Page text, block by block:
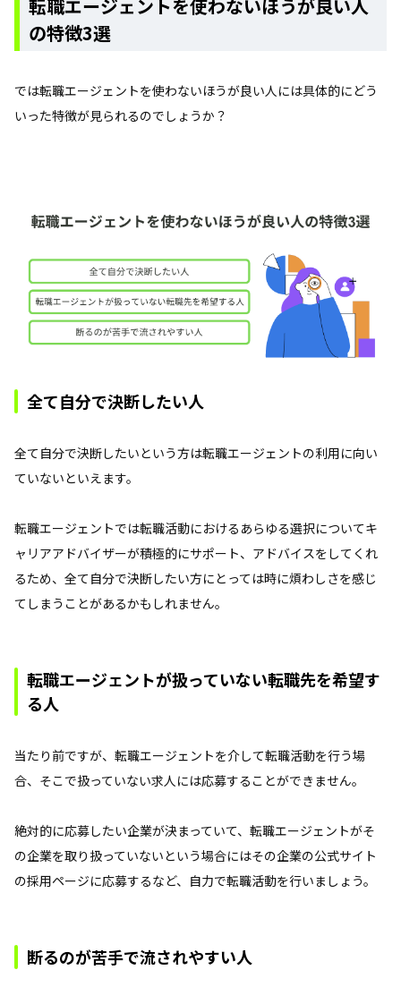
転職エージェントを使わないほうが良い人
の特徴3選
では転職エージェントを使わないほうが良い人には具体的にどう
いった特徴が見られるのでしょうか？
全て自分で決断したい人
全て自分で決断したいという方は転職エージェントの利用に向い
ていないといえます。
転職エージェントでは転職活動におけるあらゆる選択についてキ
ャリアアドバイザーが積極的にサポート、アドバイスをしてくれ
るため、全て自分で決断したい方にとっては時に煩わしさを感じ
てしまうことがあるかもしれません。
転職エージェントが扱っていない転職先を希望す
る人
当たり前ですが、転職エージェントを介して転職活動を行う場
合、そこで扱っていない求人には応募することができません。
絶対的に応募したい企業が決まっていて、転職エージェントがそ
の企業を取り扱っていないという場合にはその企業の公式サイト
の採用ページに応募するなど、自力で転職活動を行いましょう。
断るのが苦手で流されやすい人